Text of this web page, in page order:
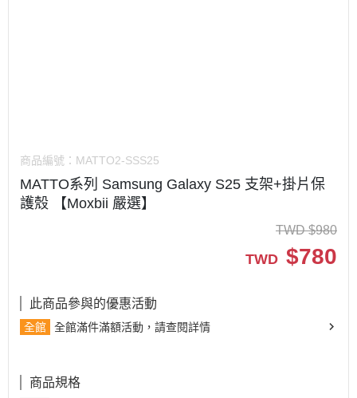
商品編號： MATTO2-SSS25
MATTO系列 Samsung Galaxy S25 支架+掛片保
護殼 【Moxbii 嚴選】
TWD $980
TWD $780
此商品參與的優惠活動
全館 全館滿件滿額活動，請查閱詳情
商品規格